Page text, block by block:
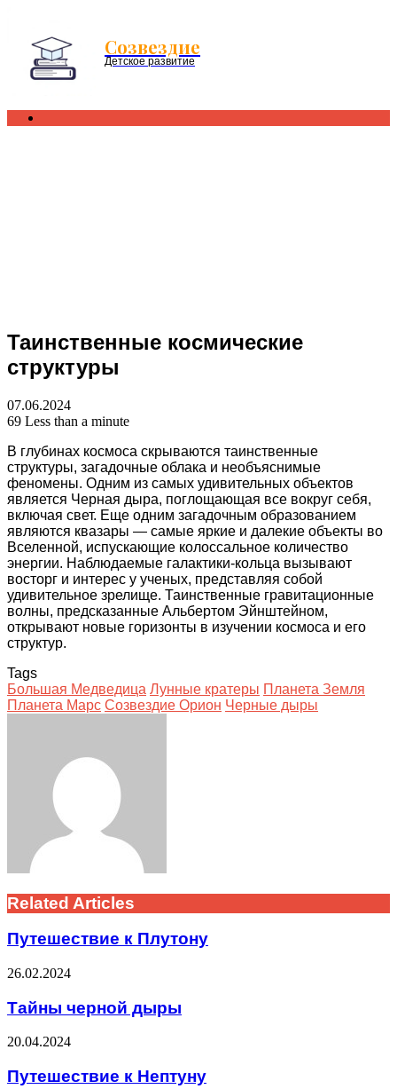
Созвездие
Детское развитие
Таинственные космические
структуры
07.06.2024
69 Less than a minute
В глубинах космоса скрываются таинственные
структуры, загадочные облака и необъяснимые
феномены. Одним из самых удивительных объектов
является Черная дыра, поглощающая все вокруг себя,
включая свет. Еще одним загадочным образованием
являются квазары — самые яркие и далекие объекты во
Вселенной, испускающие колоссальное количество
энергии. Наблюдаемые галактики-кольца вызывают
восторг и интерес у ученых, представляя собой
удивительное зрелище. Таинственные гравитационные
волны, предсказанные Альбертом Эйнштейном,
открывают новые горизонты в изучении космоса и его
структур.
Tags
Большая Медведица Лунные кратеры Планета Земля
Планета Марс Созвездие Орион Черные дыры
Related Articles
Путешествие к Плутону
26.02.2024
Тайны черной дыры
20.04.2024
Путешествие к Нептуну